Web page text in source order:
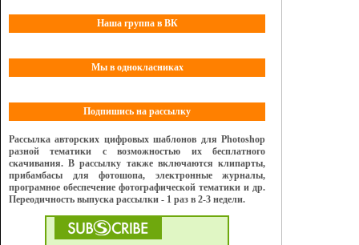
Наша группа в ВК
Мы в однокласниках
Подпишись на рассылку
Рассылка авторских цифровых шаблонов для Photoshop
разной тематики с возможностью их бесплатного
скачивания. В рассылку также включаются клипарты,
прибамбасы для фотошопа, электронные журналы,
програмное обеспечение фотографической тематики и др.
Переодичность выпуска рассылки - 1 раз в 2-3 недели.